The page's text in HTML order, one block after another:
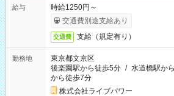
給与
時給1250円～
交通費別途支給あり
交通費 支給（規定有り）
勤務地
東京都文京区
後楽園駅から徒歩5分 / 水道橋駅か
から徒歩7分
株式会社ライブパワー